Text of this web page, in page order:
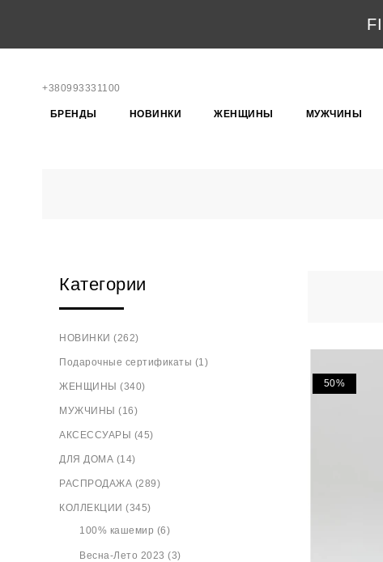
БРЕНДЫ НОВИНКИ ЖЕНЩИНЫ МУЖЧИНЫ
+380993331100
Категории
НОВИНКИ (262)
Подарочные сертификаты (1)
ЖЕНЩИНЫ (340)
МУЖЧИНЫ (16)
АКСЕССУАРЫ (45)
ДЛЯ ДОМА (14)
РАСПРОДАЖА (289)
КОЛЛЕКЦИИ (345)
100% кашемир (6)
Весна-Лето 2023 (3)
50%